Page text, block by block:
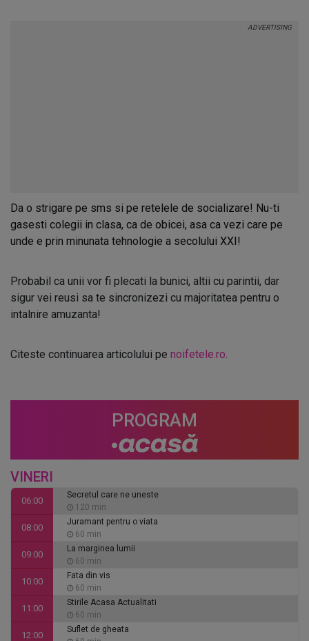
Da o strigare pe sms si pe retelele de socializare! Nu-ti
gasesti colegii in clasa, ca de obicei, asa ca vezi care pe
unde e prin minunata tehnologie a secolului XXI!
Probabil ca unii vor fi plecati la bunici, altii cu parintii, dar
sigur vei reusi sa te sincronizezi cu majoritatea pentru o
intalnire amuzanta!
Citeste continuarea articolului pe noifetele.ro.
PROGRAM
VINERI
06:00
Secretul care ne uneste
120 min
08:00
Juramant pentru o viata
60 min
09:00
La marginea lumii
60 min
10:00
Fata din vis
60 min
11:00
Stirile Acasa Actualitati
60 min
12:00
Suflet de gheata